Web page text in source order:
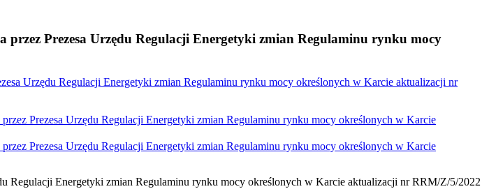
Prezesa Urzędu Regulacji Energetyki zmian Regulaminu rynku mocy
Urzędu Regulacji Energetyki zmian Regulaminu rynku mocy określonych w Karcie aktualizacji nr
Prezesa Urzędu Regulacji Energetyki zmian Regulaminu rynku mocy określonych w Karcie
Prezesa Urzędu Regulacji Energetyki zmian Regulaminu rynku mocy określonych w Karcie
Regulacji Energetyki zmian Regulaminu rynku mocy określonych w Karcie aktualizacji nr RRM/Z/5/2022